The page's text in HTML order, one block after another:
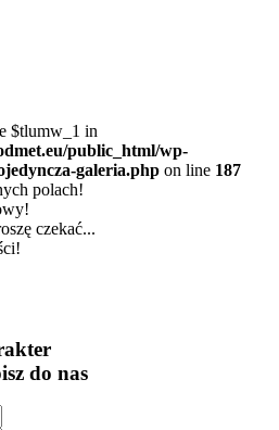
$tlumw_1 in
public_html/wp-
galeria.php on line 187
polach!
czekać...
do nas